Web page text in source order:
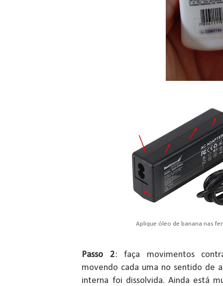
Aplique óleo de banana nas
Passo 2: faça movimentos
movendo cada uma no sentido de
interna foi dissolvida. Ainda está